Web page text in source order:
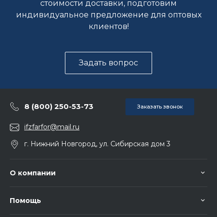
стоимости доставки, подготовим
индивидуальное предложение для оптовых
клиентов!
Задать вопрос
8 (800) 250-53-73 Заказать звонок
ifzfarfor@mail.ru
г. Нижний Новгород, ул. Сибирская дом 3
О компании
Помощь